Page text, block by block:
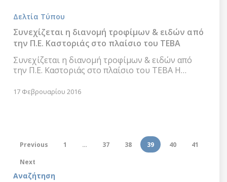
διανομή
τροφίμων
&
ειδών
από
την
Καστοριάς
Δελτία Τύπου
Συνεχίζεται η διανομή τροφίμων & ειδών από
την Π.Ε. Καστοριάς στο πλαίσιο του ΤΕΒΑ
Συνεχίζεται η διανομή τροφίμων & ειδών από
την Π.Ε. Καστοριάς στο πλαίσιο του ΤΕΒΑ Η…
17 Φεβρουαρίου 2016
Previous 1 … 37 38 39 40
41
Next
Αναζήτηση